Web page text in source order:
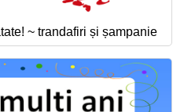
~ trandafiri și șampanie